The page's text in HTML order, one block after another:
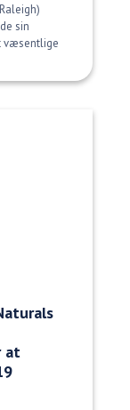
sin
væsentlige
at